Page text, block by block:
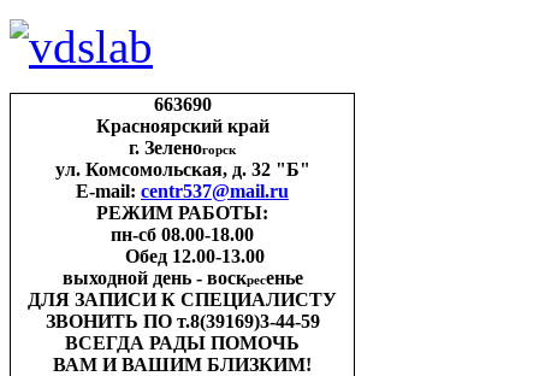
663690
Красноярский край
г. Зеленогорск
ул. Комсомольская, д. 32 "Б"
E-mail: centr537@mail.ru
РЕЖИМ РАБОТЫ:
пн-cб 08.00-18.00
Обед 12.00-13.00
выходной день - воскресенье
ДЛЯ ЗАПИСИК СПЕЦИАЛИСТУ
ЗВОНИТЬ ПО т.8(39169)3-44-59
ВСЕГДА РАДЫ ПОМОЧЬ
ВАМ И ВАШИМ БЛИЗКИМ!